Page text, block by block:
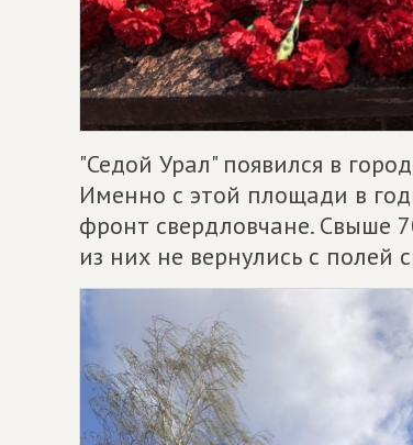
"Седой Урал" появился в
Именно с этой площади в
фронт свердловчане. Свыше
из них не вернулись с полей